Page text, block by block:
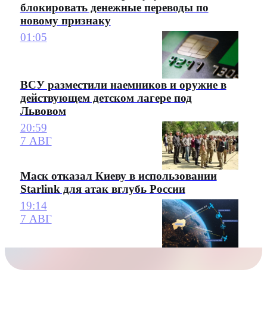
блокировать денежные переводы по
новому признаку
01:05
ВСУ разместили наемников и оружие в
действующем детском лагере под
Львовом
20:59
7 АВГ
Маск отказал Киеву в использовании
Starlink для атак вглубь России
19:14
7 АВГ